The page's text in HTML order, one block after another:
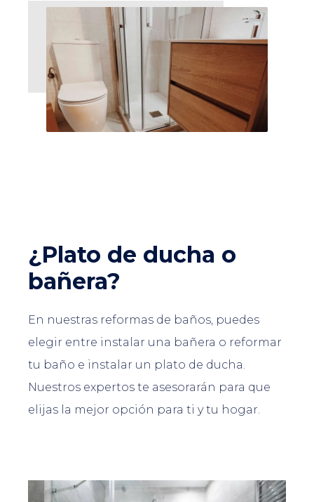
¿Plato de ducha o
bañera?
En nuestras reformas de baños, puedes
elegir entre instalar una bañera o reformar
tu baño e instalar un plato de ducha.
Nuestros expertos te asesorarán para que
elijas la mejor opción para ti y tu hogar.